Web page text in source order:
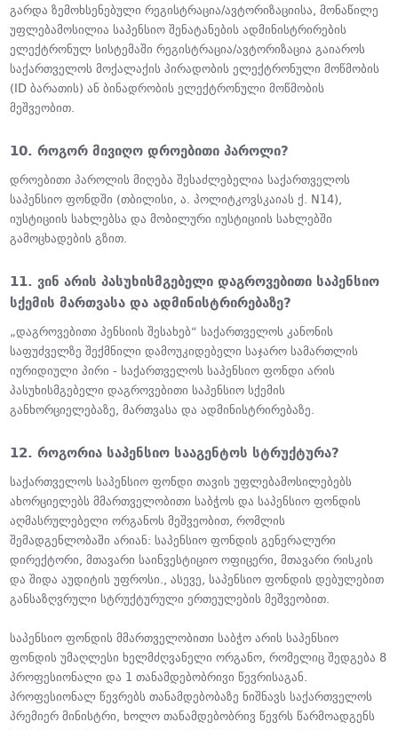
გარდა ზემოხსენებული რეგისტრაცია/ავტორიზაციისა, მონაწილე
უფლებამოსილია საპენსიო შენატანების ადმინისტრირების
ელექტრონულ სისტემაში რეგისტრაცია/ავტორიზაცია გაიაროს
საქართველოს მოქალაქის პირადობის ელექტრონული მოწმობის
(ID ბარათის) ან ბინადრობის ელექტრონული მოწმობის
მეშვეობით.
10. როგორ მივიღო დროებითი პაროლი?
დროებითი პაროლის მიღება შესაძლებელია საქართველოს
საპენსიო ფონდში (თბილისი, ა. პოლიტკოვსკაიას ქ. N14),
იუსტიციის სახლებსა და მობილური იუსტიციის სახლებში
გამოცხადების გზით.
11. ვინ არის პასუხისმგებელი დაგროვებითი საპენსიო
სქემის მართვასა და ადმინისტრირებაზე?
„დაგროვებითი პენსიის შესახებ“ საქართველოს კანონის
საფუძველზე შექმნილი დამოუკიდებელი საჯარო სამართლის
იურიდიული პირი - საქართველოს საპენსიო ფონდი არის
პასუხისმგებელი დაგროვებითი საპენსიო სქემის
განხორციელებაზე, მართვასა და ადმინისტრირებაზე.
12. როგორია საპენსიო სააგენტოს სტრუქტურა?
საქართველოს საპენსიო ფონდი თავის უფლებამოსილებებს
ახორციელებს მმართველობითი საბჭოს და საპენსიო ფონდის
აღმასრულებელი ორგანოს მეშვეობით, რომლის
შემადგენლობაში არიან: საპენსიო ფონდის გენერალური
დირექტორი, მთავარი საინვესტიციო ოფიცერი, მთავარი რისკის
და შიდა აუდიტის უფროსი., ასევე, საპენსიო ფონდის დებულებით
განსაზღვრული სტრუქტურული ერთეულების მეშვეობით.
საპენსიო ფონდის მმართველობითი საბჭო არის საპენსიო
ფონდის უმაღლესი ხელმძღვანელი ორგანო, რომელიც შედგება 8
პროფესიონალი და 1 თანამდებობრივი წევრისაგან.
პროფესიონალ წევრებს თანამდებობაზე ნიშნავს საქართველოს
პრემიერ მინისტრი, ხოლო თანამდებობრივ წევრს წარმოადგენს